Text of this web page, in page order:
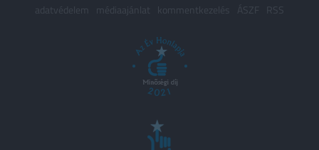
adatvédelem
médiaajánlat kommentkezelés ÁSZF RSS